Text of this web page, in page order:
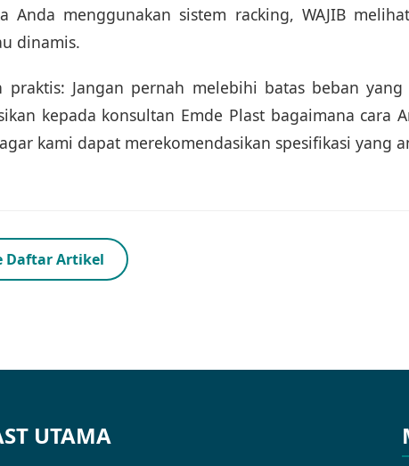
Anda menggunakan sistem racking, WAJIB
dinamis.
praktis: Jangan pernah melebihi batas beban
kepada konsultan Emde Plast bagaimana cara
kami dapat merekomendasikan spesifikasi yang
Daftar Artikel
UTAMA